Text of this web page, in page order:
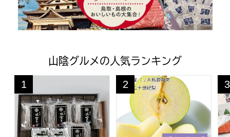
山陰グルメの人気ランキング
島根 児玉製麺 出雲の国から(なまそば) 出雲なまそば
1
位
鳥取県産(JA鳥取中央)東郷の
2
位 3
位